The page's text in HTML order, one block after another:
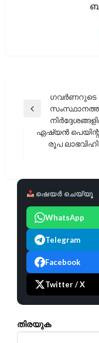
Previous
ഗവർണറുടെ
Next
ഏഷ്യൻ
രൂപ
ഷെയർ ചെയ്യൂ
WhatsApp
Telegram
Facebook
Twitter / X
തിരയുക